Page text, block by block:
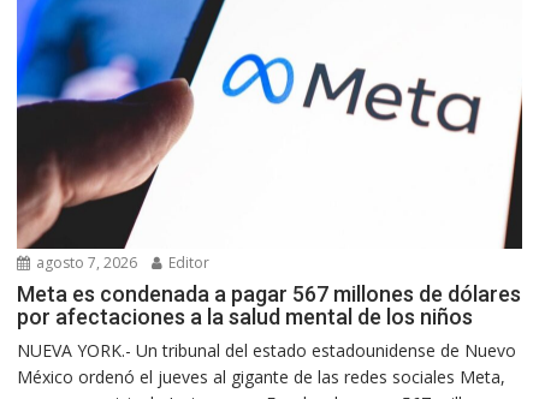
agosto 7, 2026 Editor
Meta es condenada a pagar 567 millones de dólares
por afectaciones a la salud mental de los niños
NUEVA YORK.- Un tribunal del estado estadounidense de Nuevo
México ordenó el jueves al gigante de las redes sociales Meta,